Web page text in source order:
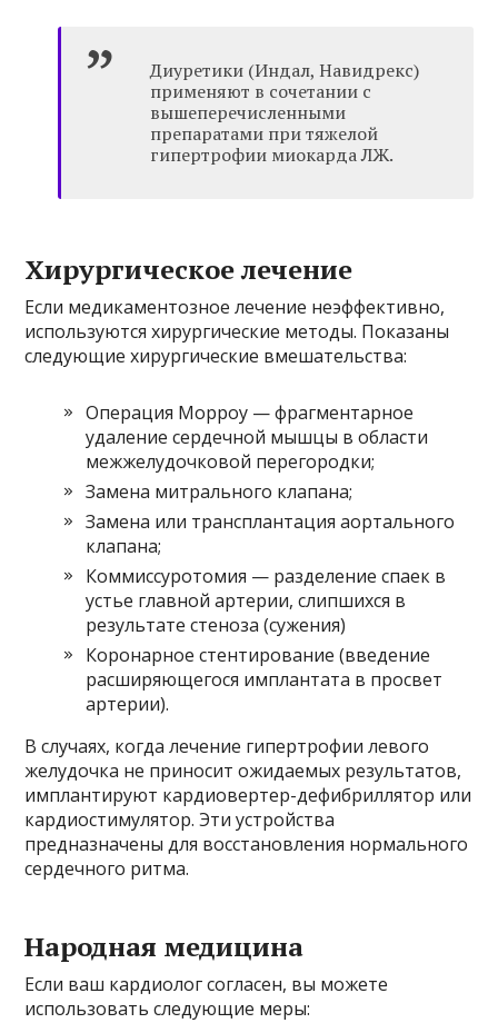
Диуретики (Индал, Навидрекс)
применяют в сочетании с
вышеперечисленными
препаратами при тяжелой
гипертрофии миокарда ЛЖ.
Хирургическое лечение
Если медикаментозное лечение неэффективно,
используются хирургические методы. Показаны
следующие хирургические вмешательства:
Операция Морроу — фрагментарное
удаление сердечной мышцы в области
межжелудочковой перегородки;
Замена митрального клапана;
Замена или трансплантация аортального
клапана;
Коммиссуротомия — разделение спаек в
устье главной артерии, слипшихся в
результате стеноза (сужения)
Коронарное стентирование (введение
расширяющегося имплантата в просвет
артерии).
В случаях, когда лечение гипертрофии левого
желудочка не приносит ожидаемых результатов,
имплантируют кардиовертер-дефибриллятор или
кардиостимулятор. Эти устройства
предназначены для восстановления нормального
сердечного ритма.
Народная медицина
Если ваш кардиолог согласен, вы можете
использовать следующие меры: